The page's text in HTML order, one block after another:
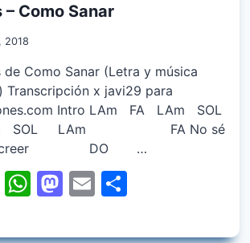
– Como Sanar
2018
Como Sanar (Letra y música
Transcripción x javi29 para
Intro LAm FA LAm SOL
SOL LAm FA No sé
creer DO …
Pinterest
WhatsApp
Mastodon
Email